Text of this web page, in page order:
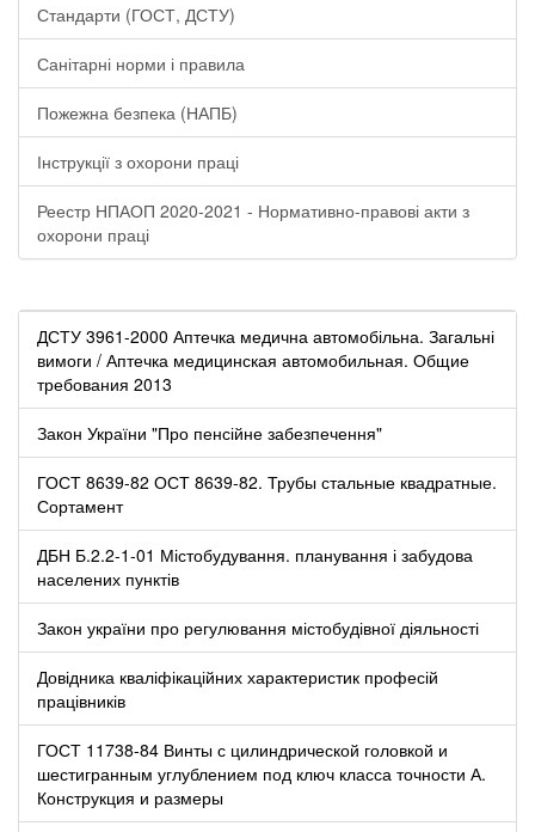
Стандарти (ГОСТ, ДСТУ)
Санітарні норми і правила
Пожежна безпека (НАПБ)
Інструкції з охорони праці
Реестр НПАОП 2020-2021 - Нормативно-правові акти з
охорони праці
ДСТУ 3961-2000 Аптечка медична автомобільна. Загальні
вимоги / Аптечка медицинская автомобильная. Общие
требования 2013
Закон України "Про пенсійне забезпечення"
ГОСТ 8639-82 ОСТ 8639-82. Трубы стальные квадратные.
Сортамент
ДБН Б.2.2-1-01 Містобудування. планування і забудова
населених пунктів
Закон україни про регулювання містобудівної діяльності
Довідника кваліфікаційних характеристик професій
працівників
ГОСТ 11738-84 Винты с цилиндрической головкой и
шестигранным углублением под ключ класса точности А.
Конструкция и размеры